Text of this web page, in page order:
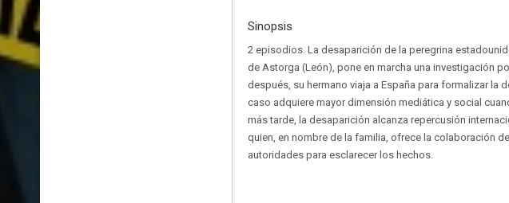
Sinopsis
2 episodios. La desaparición de la peregrina
de Astorga (León), pone en marcha una investigación
después, su hermano viaja a España para formalizar la
caso adquiere mayor dimensión mediática y social
más tarde, la desaparición alcanza repercusión
quien, en nombre de la familia, ofrece la colaboración
autoridades para esclarecer los hechos.